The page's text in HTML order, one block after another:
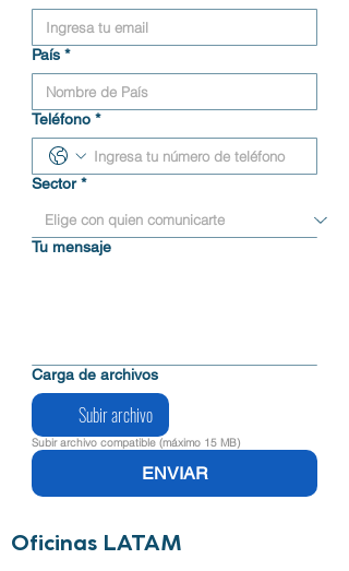
País *
Teléfono *
Sector *
Tu mensaje
Carga de archivos
Subir archivo
Subir archivo compatible (máximo 15 MB)
ENVIAR
Oficinas LATAM